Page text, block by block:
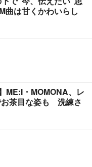
は甘くかわいらし
ME:I・MOMONA、レ
お茶目な姿も 洗練さ